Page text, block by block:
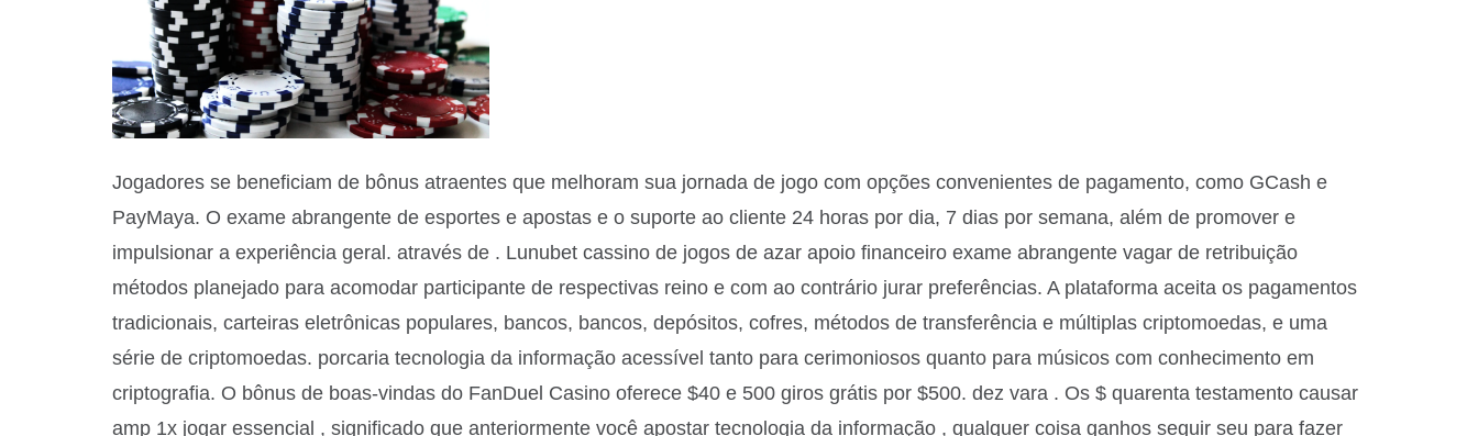
Jogadores se beneficiam de bônus atraentes que melhoram sua jornada de jogo com opções convenientes de pagamento, como GCash e
PayMaya. O exame abrangente de esportes e apostas e o suporte ao cliente 24 horas por dia, 7 dias por semana, além de promover e
impulsionar a experiência geral. através de . Lunubet cassino de jogos de azar apoio financeiro exame abrangente vagar de retribuição
métodos planejado para acomodar participante de respectivas reino e com ao contrário jurar preferências. A plataforma aceita os pagamentos
tradicionais, carteiras eletrônicas populares, bancos, bancos, depósitos, cofres, métodos de transferência e múltiplas criptomoedas, e uma
série de criptomoedas. porcaria tecnologia da informação acessível tanto para cerimoniosos quanto para músicos com conhecimento em
criptografia. O bônus de boas-vindas do FanDuel Casino oferece $40 e 500 giros grátis por $500. dez vara . Os $ quarenta testamento causar
amp 1x jogar essencial , significado que anteriormente você apostar tecnologia da informação , qualquer coisa ganhos seguir seu para fazer